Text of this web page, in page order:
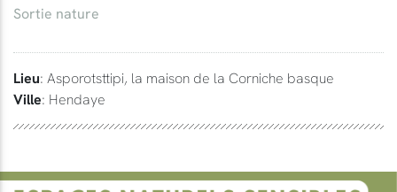
Sortie nature
Lieu: Asporotsttipi, la maison de la Corniche basque
Ville: Hendaye